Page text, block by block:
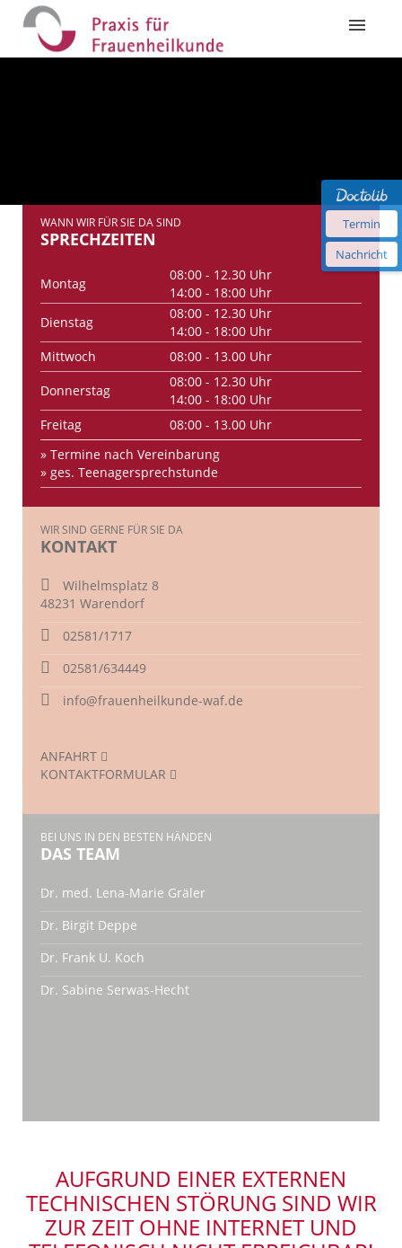
WANN WIR FÜR SIE DA SIND
SPRECHZEITEN
Montag
08:00 - 12.30 Uhr
14:00 - 18:00 Uhr
Dienstag
08:00 - 12.30 Uhr
14:00 - 18:00 Uhr
Mittwoch
08:00 - 13.00 Uhr
Donnerstag
08:00 - 12.30 Uhr
14:00 - 18:00 Uhr
Freitag
08:00 - 13.00 Uhr
» Termine nach Vereinbarung
» ges. Teenagersprechstunde
WIR SIND GERNE FÜR SIE DA
KONTAKT
Wilhelmsplatz 8
48231 Warendorf
02581/1717
02581/634449
info@frauenheilkunde-waf.de
ANFAHRT
KONTAKTFORMULAR
BEI UNS IN DEN BESTEN HÄNDEN
DAS TEAM
Dr. med. Lena-Marie Gräler
Dr. Birgit Deppe
Dr. Frank U. Koch
Dr. Sabine Serwas-Hecht
AUFGRUND EINER EXTERNEN
TECHNISCHEN STÖRUNG SIND WIR
ZUR ZEIT OHNE INTERNET UND
Termin
Nachricht